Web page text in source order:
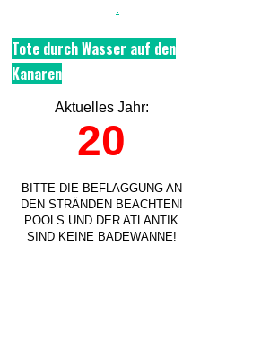
.
Tote durch Wasser auf den
Kanaren
Aktuelles Jahr:
20
BITTE DIE BEFLAGGUNG AN
DEN STRÄNDEN BEACHTEN!
POOLS UND DER ATLANTIK
SIND KEINE BADEWANNE!